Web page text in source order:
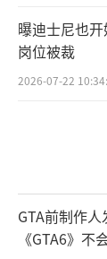
曝迪士尼也
岗位被裁
2026-07-22
GTA前制作
《GTA6》不